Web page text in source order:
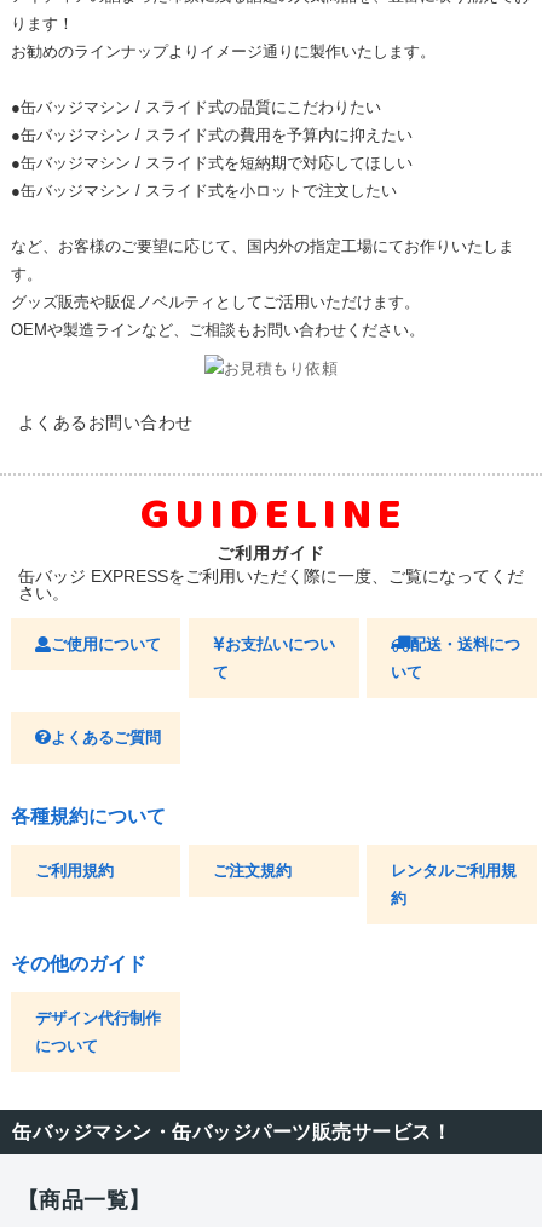
ります！
お勧めのラインナップよりイメージ通りに製作いたします。
●缶バッジマシン / スライド式の品質にこだわりたい
●缶バッジマシン / スライド式の費用を予算内に抑えたい
●缶バッジマシン / スライド式を短納期で対応してほしい
●缶バッジマシン / スライド式を小ロットで注文したい
など、お客様のご要望に応じて、国内外の指定工場にてお作りいたしま
す。
グッズ販売や販促ノベルティとしてご活用いただけます。
OEMや製造ラインなど、ご相談もお問い合わせください。
よくあるお問い合わせ
GUIDELINE
ご利用ガイド
缶バッジ EXPRESSをご利用いただく際に一度、ご覧になってくだ
さい。
ご使用について
お支払いについ
て
配送・送料につ
いて
よくあるご質問
各種規約について
ご利用規約 ご注文規約
レンタルご利用規
約
その他のガイド
デザイン代行制作
について
缶バッジマシン・缶バッジパーツ販売サービス！
【商品一覧】